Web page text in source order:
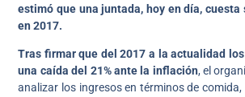
estimó que una juntada, hoy en día, cuesta
en 2017.
Tras firmar que del 2017 a la actualidad
una caída del 21% ante la inflación, el
analizar los ingresos en términos de